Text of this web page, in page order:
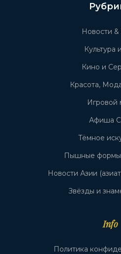
Новости
Культура
Кино и
Красота,
Игровой
Афиша
Тёмное
Пышные формы
Новости Азии
Звёзды и
Info
Политика